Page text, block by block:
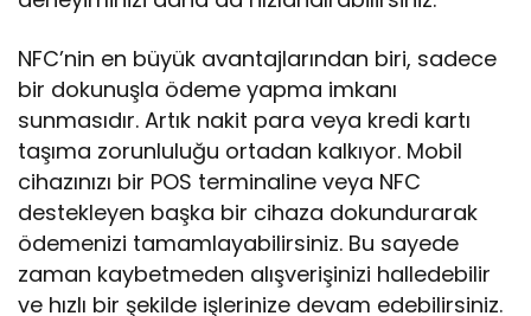
NFC’nin en büyük avantajlarından biri, sadece
bir dokunuşla ödeme yapma imkanı
sunmasıdır. Artık nakit para veya kredi kartı
taşıma zorunluluğu ortadan kalkıyor. Mobil
cihazınızı bir POS terminaline veya NFC
destekleyen başka bir cihaza dokundurarak
ödemenizi tamamlayabilirsiniz. Bu sayede
zaman kaybetmeden alışverişinizi halledebilir
ve hızlı bir şekilde işlerinize devam edebilirsiniz.